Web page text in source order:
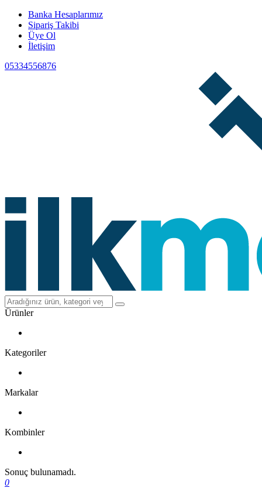
Banka Hesaplarımız
Sipariş Takibi
Üye Ol
İletişim
05334556876
Ürünler
Kategoriler
Markalar
Kombinler
Sonuç bulunamadı.
0